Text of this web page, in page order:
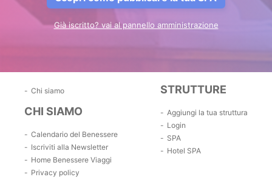
Già iscritto? vai al pannello amministrazione
Chi siamo
CHI SIAMO
Calendario del Benessere
Iscriviti alla Newsletter
Home Benessere Viaggi
Privacy policy
STRUTTURE
Aggiungi la tua struttura
Login
SPA
Hotel SPA